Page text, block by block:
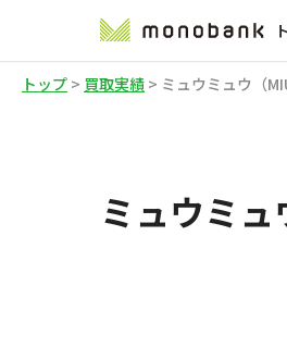
トップ > 買取実績 > ミュウミュウ（
ミュウミ